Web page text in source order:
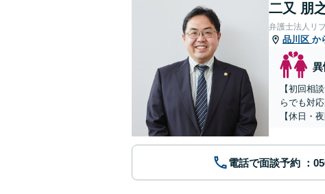
二又 朋
弁護士法人リ
品川区 か
異
【初回相
らでも対
【休日・
電話で面談予約